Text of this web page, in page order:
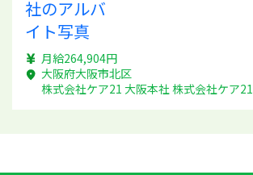
月給264,904円
大阪府大阪市北区
株式会社ケア21 大阪本社 株式会社ケア21 大阪本社